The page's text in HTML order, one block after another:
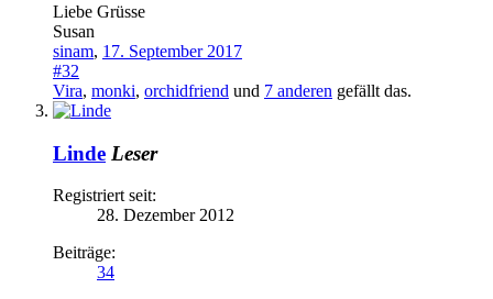
Liebe Grüsse
Susan
sinam, 17. September 2017
#32
Vira, monki, orchidfriend und 7 anderen gefällt das.
Linde Leser
Registriert seit:
28. Dezember 2012
Beiträge:
34